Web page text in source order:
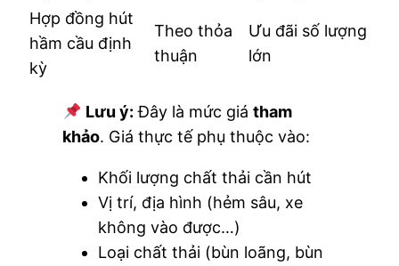
Hợp đồng hút
hầm cầu định
kỳ
Theo thỏa
thuận
Ưu đãi số lượng
lớn
Lưu ý: Đây là mức giá tham
khảo. Giá thực tế phụ thuộc vào:
Khối lượng chất thải cần hút
Vị trí, địa hình (hẻm sâu, xe
không vào được…)
Loại chất thải (bùn loãng, bùn